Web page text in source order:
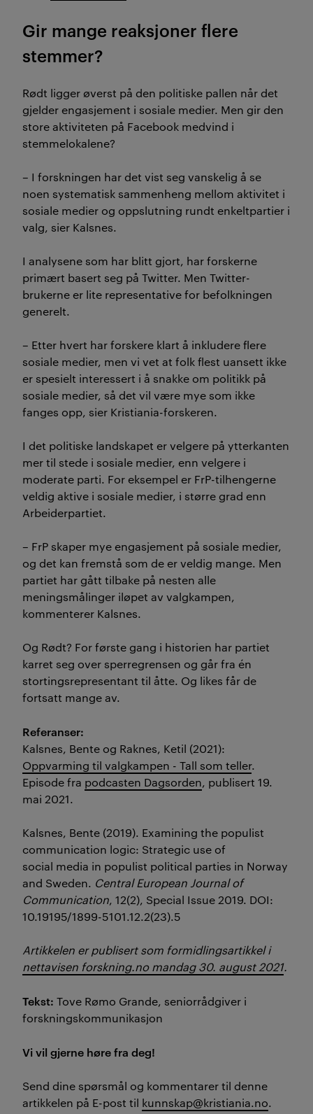
Gir mange reaksjoner flere
stemmer?
Rødt ligger øverst på den politiske pallen når det
gjelder engasjement i sosiale medier. Men gir den
store aktiviteten på Facebook medvind i
stemmelokalene?
– I forskningen har det vist seg vanskelig å se
noen systematisk sammenheng mellom aktivitet i
sosiale medier og oppslutning rundt enkeltpartier i
valg, sier Kalsnes.
I analysene som har blitt gjort, har forskerne
primært basert seg på Twitter. Men Twitter-
brukerne er lite representative for befolkningen
generelt.
– Etter hvert har forskere klart å inkludere flere
sosiale medier, men vi vet at folk flest uansett ikke
er spesielt interessert i å snakke om politikk på
sosiale medier, så det vil være mye som ikke
fanges opp, sier Kristiania-forskeren.
I det politiske landskapet er velgere på ytterkanten
mer til stede i sosiale medier, enn velgere i
moderate parti. For eksempel er FrP-tilhengerne
veldig aktive i sosiale medier, i større grad enn
Arbeiderpartiet.
– FrP skaper mye engasjement på sosiale medier,
og det kan fremstå som de er veldig mange. Men
partiet har gått tilbake på nesten alle
meningsmålinger iløpet av valgkampen,
kommenterer Kalsnes.
Og Rødt? For første gang i historien har partiet
karret seg over sperregrensen og går fra én
stortingsrepresentant til åtte. Og likes får de
fortsatt mange av.
Referanser:
Kalsnes, Bente og Raknes, Ketil (2021):
Oppvarming til valgkampen - Tall som teller.
Episode fra podcasten Dagsorden, publisert 19.
mai 2021.
Kalsnes, Bente (2019). Examining the populist
communication logic: Strategic use of
social media in populist political parties in Norway
and Sweden. Central European Journal of
Communication, 12(2), Special Issue 2019. DOI:
10.19195/1899-5101.12.2(23).5
Artikkelen er publisert som formidlingsartikkel i
nettavisen forskning.no mandag 30. august 2021.
Tekst: Tove Rømo Grande, seniorrådgiver i
forskningskommunikasjon
Vi vil gjerne høre fra deg!
Send dine spørsmål og kommentarer til denne
artikkelen på E-post til kunnskap@kristiania.no.